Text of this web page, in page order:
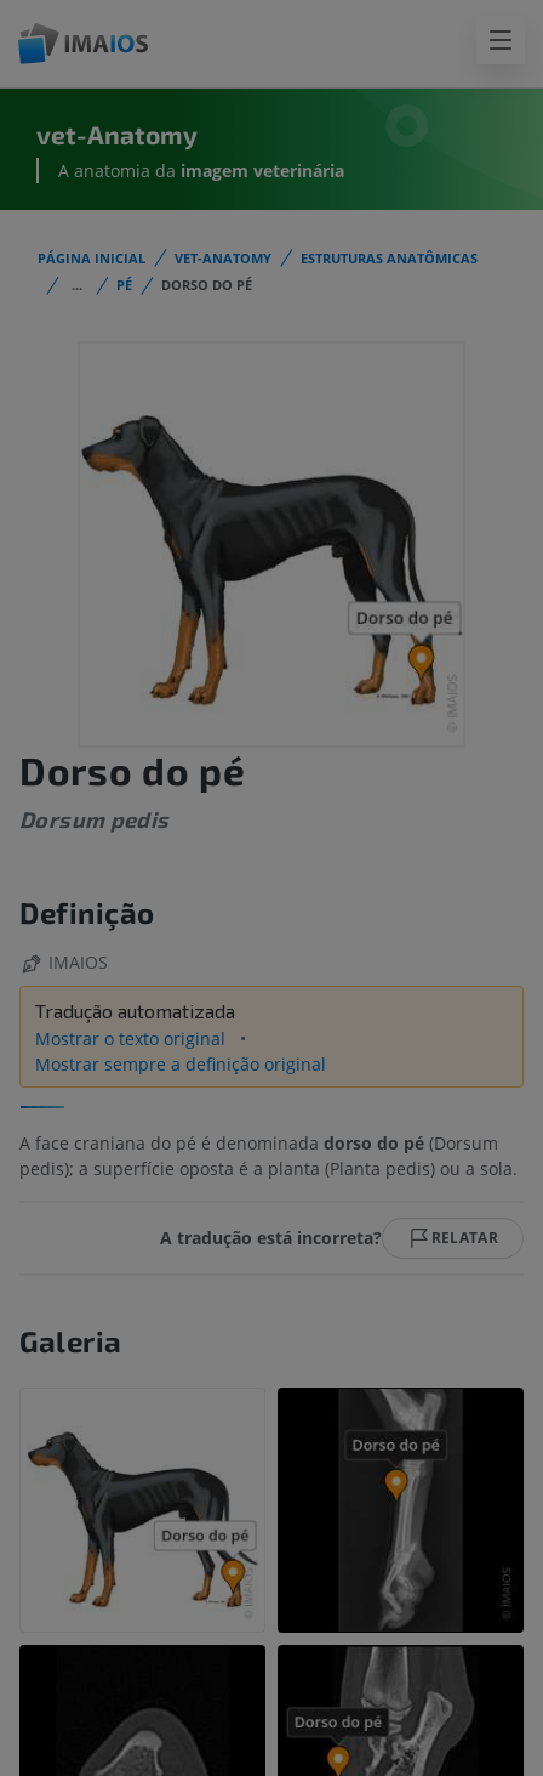
vet-Anatomy
A anatomia da imagem veterinária
PÁGINA INICIAL VET-ANATOMY
ESTRUTURAS ANATÔMICAS
...
PÉ DORSO DO PÉ
Dorso do pé
Dorsum pedis
Definição
IMAIOS
Tradução automatizada
Mostrar o texto original
Mostrar sempre a definição original
A face craniana do pé é denominada dorso do pé (Dorsum
pedis); a superfície oposta é a planta (Planta pedis) ou a sola.
A tradução está incorreta? RELATAR
Galeria